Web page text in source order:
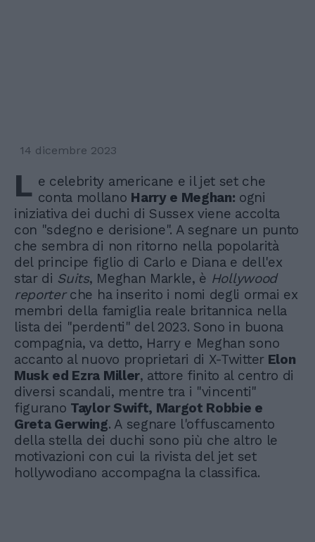
14 dicembre 2023
L e celebrity americane e il jet set che
conta mollano Harry e Meghan: ogni
iniziativa dei duchi di Sussex viene accolta
con "sdegno e derisione". A segnare un punto
che sembra di non ritorno nella popolarità
del principe figlio di Carlo e Diana e dell'ex
star di Suits, Meghan Markle, è Hollywood
reporterche ha inserito i nomi degli ormai ex
membri della famiglia reale britannica nella
lista dei "perdenti" del 2023. Sono in buona
compagnia, va detto, Harry e Meghan sono
accanto al nuovo proprietari di X-TwitterElon
Musk ed Ezra Miller, attore finito al centro di
diversi scandali, mentre tra i "vincenti"
figurano Taylor Swift, Margot Robbie e
Greta Gerwing. A segnare l'offuscamento
della stella dei duchi sono più che altro le
motivazioni con cui la rivista del jet set
hollywodiano accompagna la classifica.